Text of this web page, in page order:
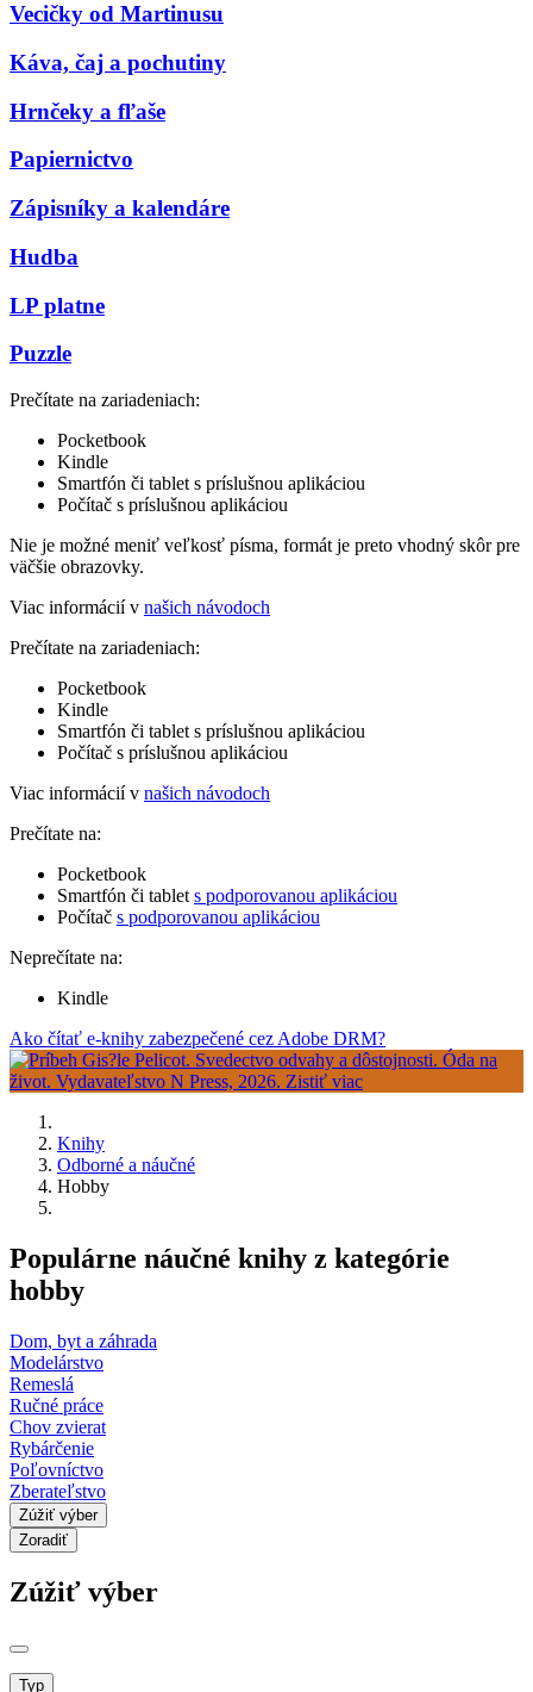
Vecičky od Martinusu
Káva, čaj a pochutiny
Hrnčeky a fľaše
Papiernictvo
Zápisníky a kalendáre
Hudba
LP platne
Puzzle
Prečítate na zariadeniach:
Pocketbook
Kindle
Smartfón či tablet s príslušnou aplikáciou
Počítač s príslušnou aplikáciou
Nie je možné meniť veľkosť písma, formát je preto vhodný skôr pre
väčšie obrazovky.
Viac informácií v našich návodoch
Prečítate na zariadeniach:
Pocketbook
Kindle
Smartfón či tablet s príslušnou aplikáciou
Počítač s príslušnou aplikáciou
Viac informácií v našich návodoch
Prečítate na:
Pocketbook
Smartfón či tablet s podporovanou aplikáciou
Počítač s podporovanou aplikáciou
Neprečítate na:
Kindle
Ako čítať e-knihy zabezpečené cez Adobe DRM?
Knihy
Odborné a náučné
Hobby
Populárne náučné knihy z kategórie
hobby
Dom, byt a záhrada
Modelárstvo
Remeslá
Ručné práce
Chov zvierat
Rybárčenie
Poľovníctvo
Zberateľstvo
Zúžiť výber
Zoradiť
Zúžiť výber
Typ